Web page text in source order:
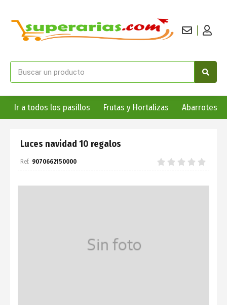
Ir a todos los pasillos Frutas y Hortalizas Abarrotes
Luces navidad 10 regalos
9070662150000